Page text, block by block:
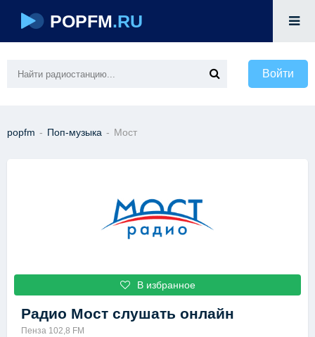
POPFM.RU
Войти
popfm - Поп-музыка - Мост
В избранное
Радио Мост слушать онлайн
Пенза 102,8 FM